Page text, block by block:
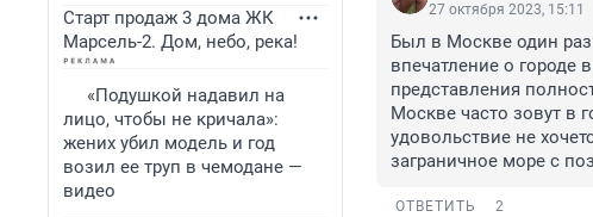
Старт продаж 3 дома ЖК
Марсель-2. Дом, небо, река!
«Подушкой надавил на
лицо, чтобы не кричала»:
жених убил модель и год
возил ее труп в чемодане —
видео
27 октября 2023, 15:11
Был в Москве один
впечатление о
представления
Москве часто зовут в
удовольствие не
заграничное море с
ОТВЕТИТЬ 2